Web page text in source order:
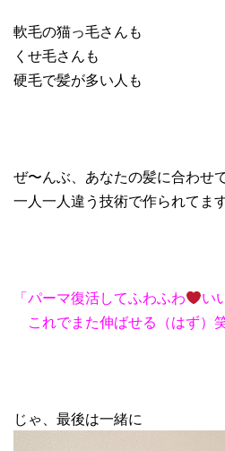
軟毛の猫っ毛さんも
くせ毛さんも
硬毛で髪が多い人も
ぜ〜んぶ、あなたの髪に合わせ
一人一人違う技術で作られてま
「パーマ復活してふわふわ
い
これでまた伸ばせる（はず）笑
じゃ、最後は一緒に